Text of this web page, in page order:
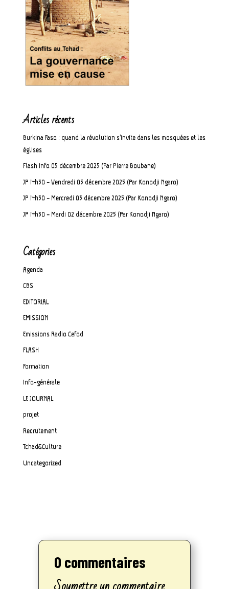
Articles récents
Burkina Faso : quand la révolution s’invite dans les mosquées et les
églises
Flash info 05 décembre 2025 (Par Pierre Boubane)
JP 14h30 – Vendredi 05 décembre 2025 (Par Konodji Ngaro)
JP 14h30 – Mercredi 03 décembre 2025 (Par Konodji Ngaro)
JP 14h30 – Mardi 02 décembre 2025 (Par Konodji Ngaro)
Catégories
Agenda
CBS
EDITORIAL
EMISSION
Emissions Radio Cefod
FLASH
Formation
Info-générale
LE JOURNAL
projet
Recrutement
Tchad&Culture
Uncategorized
0 commentaires